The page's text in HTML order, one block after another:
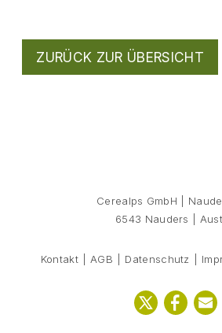
ZURÜCK ZUR ÜBERSICHT
Cerealps GmbH
6543 Nauders
Kontakt AGB Datenschutz